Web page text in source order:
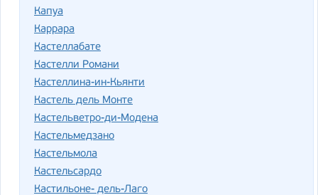
Капуа
Каррара
Кастеллабате
Кастелли Романи
Кастеллина-ин-Кьянти
Кастель дель Монте
Кастельветро-ди-Модена
Кастельмедзано
Кастельмола
Кастельсардо
Кастильоне- дель-Лаго